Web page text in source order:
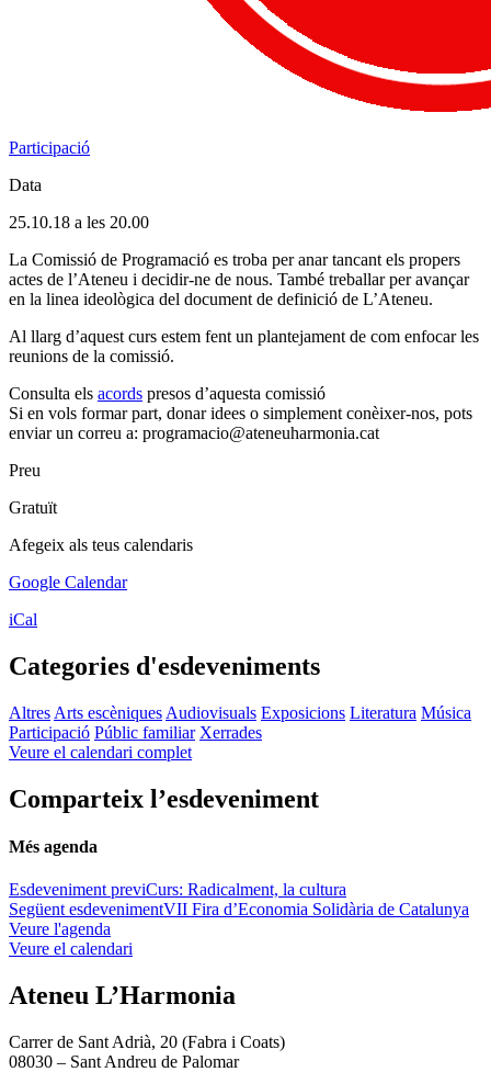
Participació
Data
25.10.18 a les 20.00
La Comissió de Programació es troba per anar tancant els propers
actes de l’Ateneu i decidir-ne de nous. També treballar per avançar
en la linea ideològica del document de definició de L’Ateneu.
Al llarg d’aquest curs estem fent un plantejament de com enfocar les
reunions de la comissió.
Consulta els acords presos d’aquesta comissió
Si en vols formar part, donar idees o simplement conèixer-nos, pots
enviar un correu a: programacio@ateneuharmonia.cat
Preu
Gratuït
Afegeix als teus calendaris
Google Calendar
iCal
Categories d'esdeveniments
Altres Arts escèniques Audiovisuals Exposicions Literatura Música
Participació Públic familiar Xerrades
Veure el calendari complet
Comparteix l’esdeveniment
Més agenda
Esdeveniment previCurs: Radicalment, la cultura
Següent esdevenimentVII Fira d’Economia Solidària de Catalunya
Veure l'agenda
Veure el calendari
Ateneu L’Harmonia
Carrer de Sant Adrià, 20 (Fabra i Coats)
08030 – Sant Andreu de Palomar